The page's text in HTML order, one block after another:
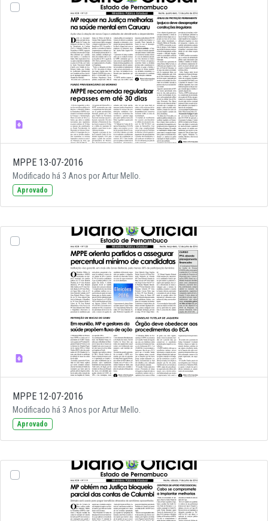
MPPE 13-07-2016
Modificado há 3 Anos por Artur Mello.
Aprovado
MPPE 12-07-2016
Modificado há 3 Anos por Artur Mello.
Aprovado